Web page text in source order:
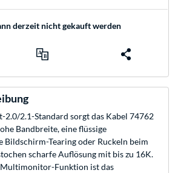
derzeit nicht gekauft werden
2.1-Standard sorgt das Kabel 74762
Bandbreite, eine flüssige
Bildschirm-Tearing oder Ruckeln beim
scharfe Auflösung mit bis zu 16K.
Funktion ist das